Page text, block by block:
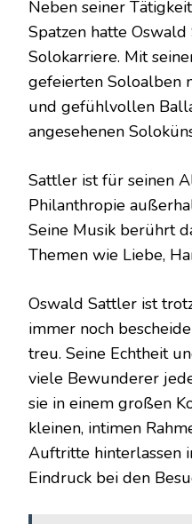
Neben seiner
Spatzen hatte
Solokarriere. Mit
gefeierten Soloalben
und gefühlvollen
angesehenen
Sattler ist für seinen
Philanthropie
Seine Musik berührt
Themen wie Liebe,
Oswald Sattler ist
immer noch
treu. Seine Echtheit
viele Bewunderer
sie in einem großen
kleinen, intimen
Auftritte hinterlassen
Eindruck bei den